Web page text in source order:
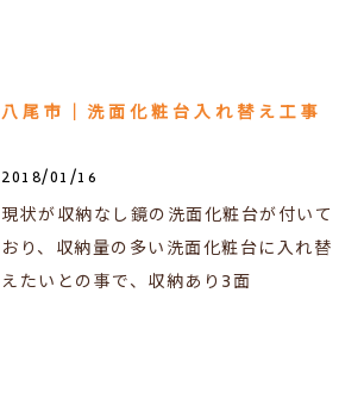
八尾市｜洗面化粧台入れ替え工事
2018/01/16
現状が収納なし鏡の洗面化粧台が付いて
おり、収納量の多い洗面化粧台に入れ替
えたいとの事で、収納あり3面